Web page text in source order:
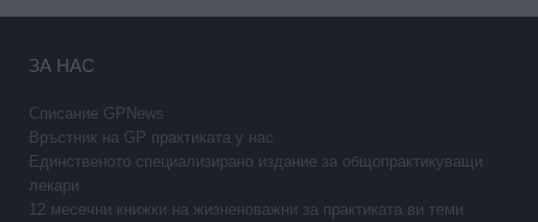
ЗА НАС
Списание GPNews
Връстник на GP практиката у нас
Единственото специализирано издание за общопрактикуващи
лекари
12 месечни книжки на жизненоважни за практиката ви теми